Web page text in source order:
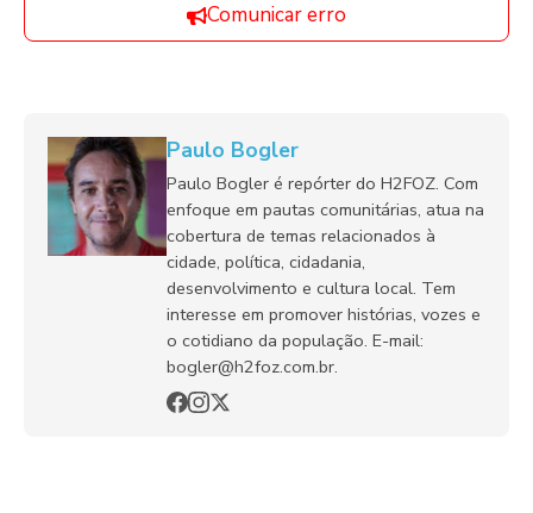
Comunicar erro
Paulo Bogler
Paulo Bogler é repórter do H2FOZ. Com
enfoque em pautas comunitárias, atua na
cobertura de temas relacionados à
cidade, política, cidadania,
desenvolvimento e cultura local. Tem
interesse em promover histórias, vozes e
o cotidiano da população. E-mail:
bogler@h2foz.com.br.